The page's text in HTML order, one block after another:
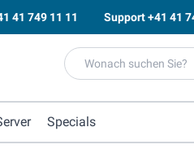
41 749 11 11 Support+41 41
Specials